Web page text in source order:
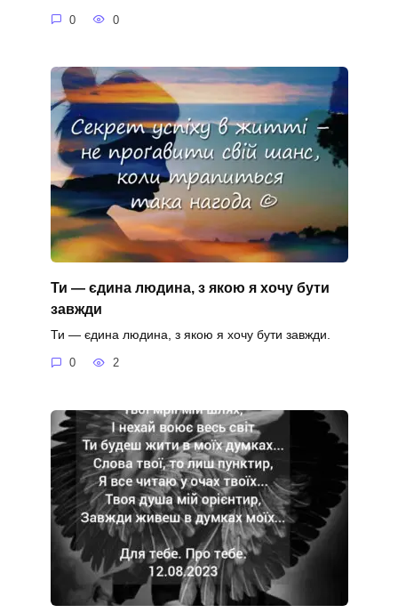
0 0
Ти — єдина людина, з якою я хочу бути
завжди
Ти — єдина людина, з якою я хочу бути завжди.
0 2